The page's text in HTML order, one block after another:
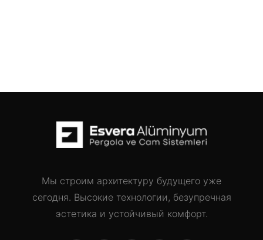
Мы строим архитектуру будущего уже
сегодня. Высокие технологии, безупречная
эстетика и устойчивый комфорт.